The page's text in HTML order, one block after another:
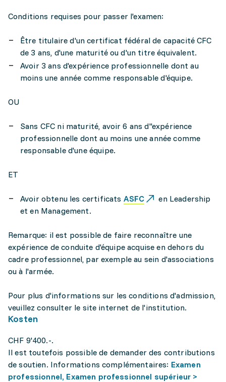
Conditions requises pour passer l'examen:
Être titulaire d'un certificat fédéral de capacité CFC
de 3 ans, d'une maturité ou d'un titre équivalent.
Avoir 3 ans d'expérience professionnelle dont au
moins une année comme responsable d'équipe.
OU
Sans CFC ni maturité, avoir 6 ans d''expérience
professionnelle dont au moins une année comme
responsable d'une équipe.
ET
Avoir obtenu les certificats ASFC
en Leadership
et en Management.
Remarque: il est possible de faire reconnaître une
expérience de conduite d'équipe acquise en dehors du
cadre professionnel, par exemple au sein d'associations
ou à l'armée.
Pour plus d'informations sur les conditions d'admission,
veuillez consulter le site internet de l'institution.
Kosten
CHF 9'400.-.
Il est toutefois possible de demander des contributions
de soutien. Informations complémentaires: Examen
professionnel, Examen professionnel supérieur >